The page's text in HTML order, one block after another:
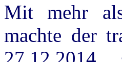
Mit mehr
machte der